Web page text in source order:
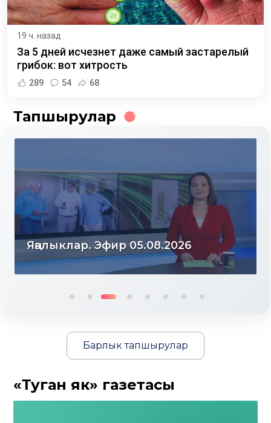
19 ч. назад
За 5 дней исчезнет даже самый застарелый
грибок: вот хитрость
289 54 68
Тапшырулар
Яңалыклар. Эфир 04.08.2026
Барлык тапшырулар
«Туган як» газетасы